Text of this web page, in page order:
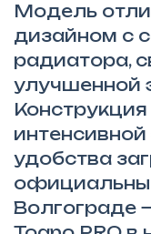
Модель
дизайном с
радиатора,
улучшенной
удобства
Волгограде